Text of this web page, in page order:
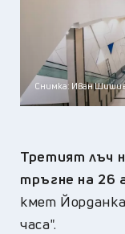
Снимка: Иван
Третият лъч
тръгне на 26
кмет
часа".